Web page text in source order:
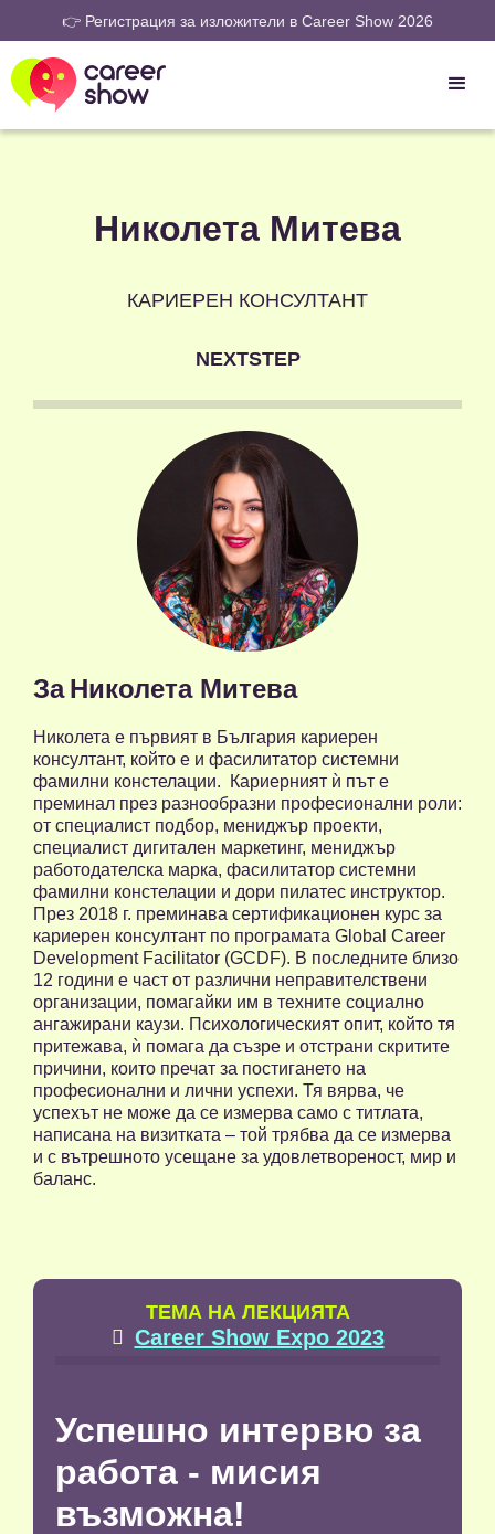
👉 Регистрация за изложители в Career Show 2026
Николета Митева
КАРИЕРЕН КОНСУЛТАНТ
NEXTSTEP
За Николета Митева
Николета е първият в България кариерен
консултант, който е и фасилитатор системни
фамилни констелации. Кариерният ѝ път е
преминал през разнообразни професионални роли:
от специалист подбор, мениджър проекти,
специалист дигитален маркетинг, мениджър
работодателска марка, фасилитатор системни
фамилни констелации и дори пилатес инструктор.
През 2018 г. преминава сертификационен курс за
кариерен консултант по програмата Global Career
Development Facilitator (GCDF). В последните близо
12 години е част от различни неправителствени
организации, помагайки им в техните социално
ангажирани каузи. Психологическият опит, който тя
притежава, ѝ помага да съзре и отстрани скритите
причини, които пречат за постигането на
професионални и лични успехи. Тя вярва, че
успехът не може да се измерва само с титлата,
написана на визитката – той трябва да се измерва
и с вътрешното усещане за удовлетвореност, мир и
баланс.
TЕМА НА ЛЕКЦИЯТА
 Career Show Expo 2023
Успешно интервю за
работа - мисия
възможна!